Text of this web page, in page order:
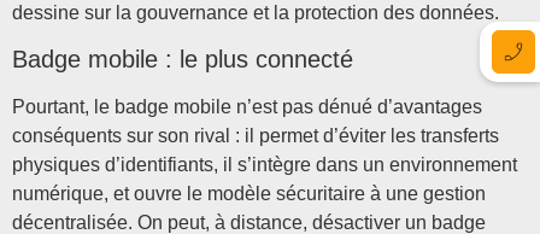
dessine sur la gouvernance et la protection des données.
Badge mobile : le plus connecté
Pourtant, le badge mobile n’est pas dénué d’avantages
conséquents sur son rival : il permet d’éviter les transferts
physiques d’identifiants, il s’intègre dans un environnement
numérique, et ouvre le modèle sécuritaire à une gestion
décentralisée. On peut, à distance, désactiver un badge